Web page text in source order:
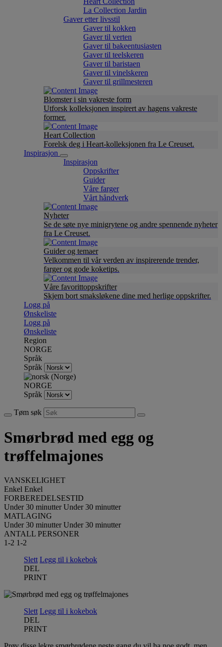
La Collection Jardin
Gaver etter livsstil
Gaver til kokken
Gaver til verten
Gaver til bakeentusiasten
Gaver til teelskeren
Gaver til baristaen
Gaver til vinelskeren
Gaver til grillmesteren
Blomster i sin vakreste form
Utforsk kolleksjonen inspirert av hagens vakreste
former.
Heart Collection
Forelsk deg i Heart-kolleksjonen fra Le Creuset.
Inspirasjon
Inspirasjon
Oppskrifter
Guider
Våre farger
Vårt håndverk
Nyheter
Se de søte nye minigrytene og andre spennende nyheter
fra Le Creuset.
Guider og temaer
Velkommen til vår verden av inspirerende trender,
farger og gode koketips.
Våre favorittoppskrifter
Skjem bort smaksløkene dine med herlige oppskrifter.
Logg på
Ønskeliste
Logg på
Ønskeliste
Region
NORGE
Språk
Språk
NORGE
Språk
Tøm søk
Smørbrød med egg og
trøffelmajones
VANSKELIGHET
Enkel Enkel
FORBEREDELSESTID
Under 30 minutter Under 30 minutter
MATLAGING
Under 30 minutter Under 30 minutter
ANTALL PERSONER
1-2 1-2
Slett Legg til i kokebok
DEL
PRINT
Slett Legg til i kokebok
DEL
PRINT